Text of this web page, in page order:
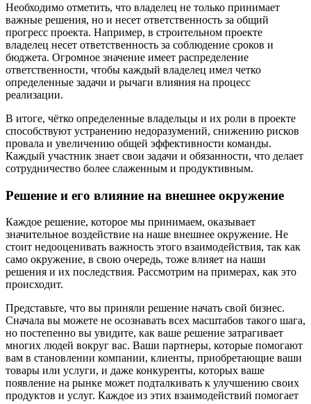
Необходимо отметить, что владелец не только принимает
важные решения, но и несет ответственность за общий
прогресс проекта. Например, в строительном проекте
владелец несет ответственность за соблюдение сроков и
бюджета. Огромное значение имеет распределение
ответственности, чтобы каждый владелец имел четко
определенные задачи и рычаги влияния на процесс
реализации.
В итоге, чётко определенные владельцы и их роли в проекте
способствуют устранению недоразумений, снижению рисков
провала и увеличению общей эффективности команды.
Каждый участник знает свои задачи и обязанности, что делает
сотрудничество более слаженным и продуктивным.
Решение и его влияние на внешнее окружение
Каждое решение, которое мы принимаем, оказывает
значительное воздействие на наше внешнее окружение. Не
стоит недооценивать важность этого взаимодействия, так как
само окружение, в свою очередь, тоже влияет на наши
решения и их последствия. Рассмотрим на примерах, как это
происходит.
Представьте, что вы приняли решение начать свой бизнес.
Сначала вы можете не осознавать всех масштабов такого шага,
но постепенно вы увидите, как ваше решение затрагивает
многих людей вокруг вас. Ваши партнеры, которые помогают
вам в становлении компании, клиенты, приобретающие ваши
товары или услуги, и даже конкуренты, которых ваше
появление на рынке может подталкивать к улучшению своих
продуктов и услуг. Каждое из этих взаимодействий помогает